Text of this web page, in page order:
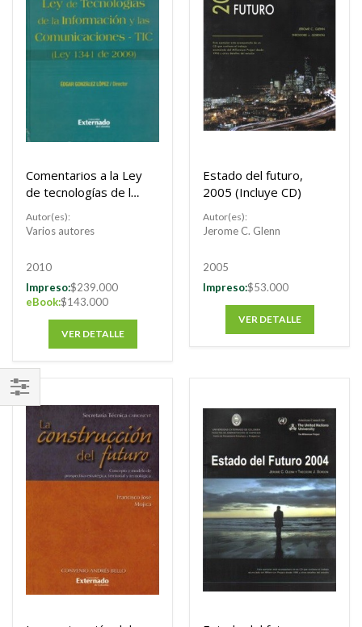
Comentarios a la Ley
de tecnologías de la
información y las
comunicaciones -
1341 de 2009)
Autor(es):
Varios autores
2010
Impreso:$239.000
eBook:$143.000
VER DETALLE
Estado del futuro,
2005 (Incluye CD)
Autor(es):
Jerome C. Glenn
2005
Impreso:$53.000
VER DETALLE
FILTRAR